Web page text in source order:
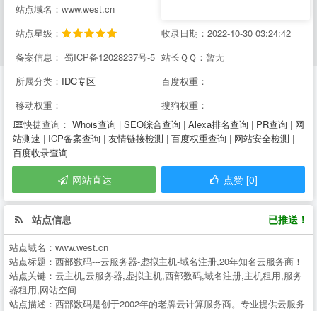
站点域名：www.west.cn
站点星级：
收录日期：2022-10-30 03:24:42
备案信息： 蜀ICP备12028237号-5 站长ＱＱ：暂无
所属分类： IDC专区
百度权重：
移动权重：
搜狗权重：
快捷查询： Whois查询 | SEO综合查询 | Alexa排名查询 | PR查询 | 网
站测速 | ICP备案查询 | 友情链接检测 | 百度权重查询 | 网站安全检测 |
百度收录查询
网站直达 点赞 [0]
站点信息 已推送！
站点域名： www.west.cn
站点标题： 西部数码---云服务器-虚拟主机-域名注册,20年知名云服务商！
站点关键： 云主机,云服务器,虚拟主机,西部数码,域名注册,主机租用,服务
器租用,网站空间
站点描述： 西部数码是创于2002年的老牌云计算服务商。专业提供云服务